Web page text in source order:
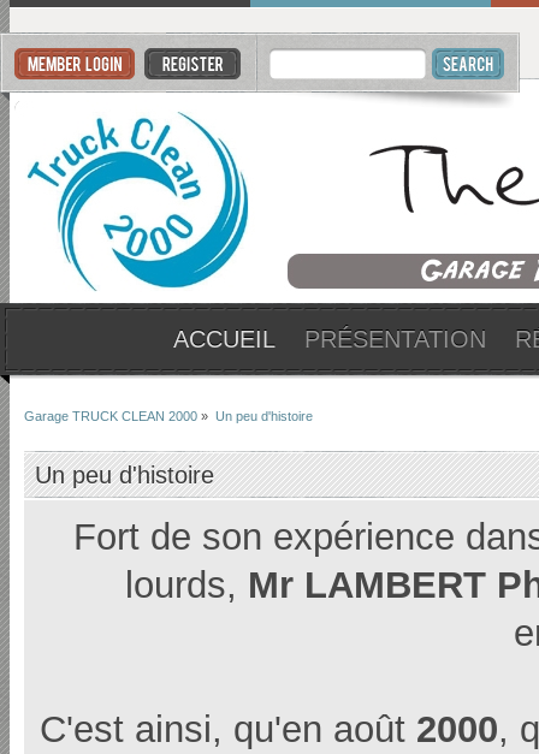
ACCUEIL PRÉSENTATION
Garage TRUCK CLEAN 2000 » Un peu d'histoire
Un peu d'histoire
Fort de son expérience
lourds, Mr LAMBERT
C'est ainsi, qu'en août 2000,